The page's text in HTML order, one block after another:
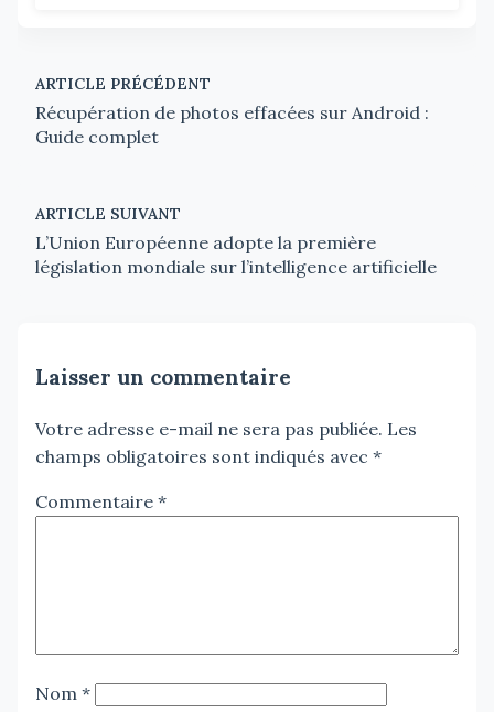
ARTICLE PRÉCÉDENT
Récupération de photos effacées sur Android :
Guide complet
ARTICLE SUIVANT
L’Union Européenne adopte la première
législation mondiale sur l’intelligence artificielle
Laisser un commentaire
Votre adresse e-mail ne sera pas publiée. Les
champs obligatoires sont indiqués avec *
Commentaire *
Nom *